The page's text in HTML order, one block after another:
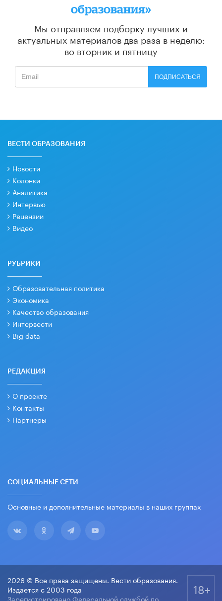
образования»
Мы отправляем подборку лучших и
актуальных материалов два раза в неделю:
во вторник и пятницу
ПОДПИСАТЬСЯ
ВЕСТИ ОБРАЗОВАНИЯ
Новости
Колонки
Аналитика
Интервью
Рецензии
Видео
РУБРИКИ
Образовательная политика
Экономика
Качество образования
Интервести
Big data
РЕДАКЦИЯ
О проекте
Контакты
Партнеры
СОЦИАЛЬНЫЕ СЕТИ
Основные и дополнительные материалы в наших группах
2026 © Все права защищены. Вести образования.
Издается с 2003 года
Зарегистрировано Федеральной службой по
18+